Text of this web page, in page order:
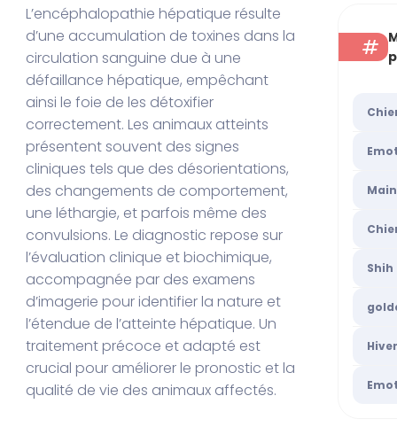
L’encéphalopathie hépatique résulte
d’une accumulation de toxines dans la
circulation sanguine due à une
défaillance hépatique, empêchant
ainsi le foie de les détoxifier
correctement. Les animaux atteints
présentent souvent des signes
cliniques tels que des désorientations,
des changements de comportement,
une léthargie, et parfois même des
convulsions. Le diagnostic repose sur
l’évaluation clinique et biochimique,
accompagnée par des examens
d’imagerie pour identifier la nature et
l’étendue de l’atteinte hépatique. Un
traitement précoce et adapté est
crucial pour améliorer le pronostic et la
qualité de vie des animaux affectés.
Shih